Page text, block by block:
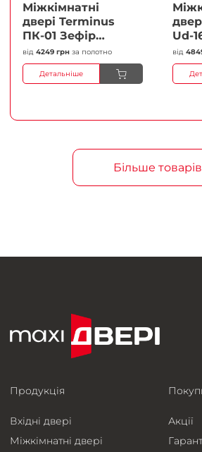
Міжкімнатні
двері Terminus
ПК-01 Зефір
Глухі Плівка
від 4249 грн за полотно
Детальніше
Ud-
від
Більше товарів
Продукція
Вхідні двері
Міжкімнатні двері
Акції